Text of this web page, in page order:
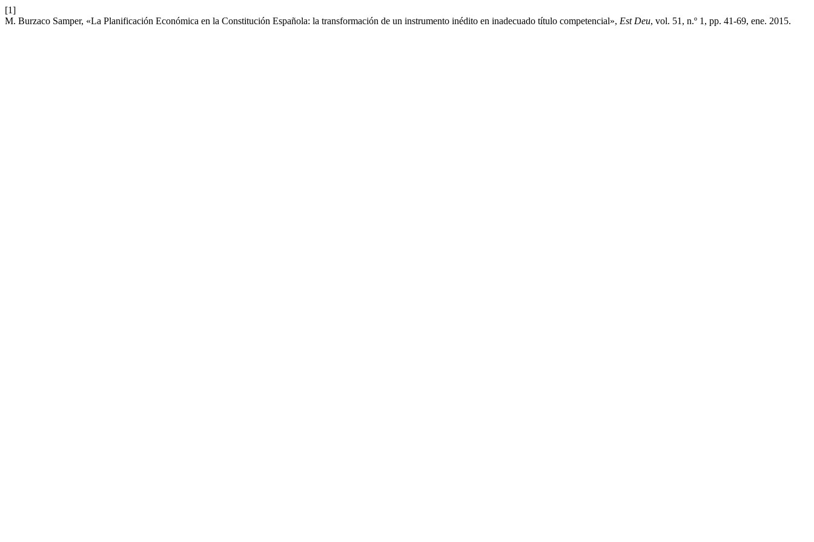
[1]
M. Burzaco Samper, «La Planificación Económica en la Constitución Española: la transformación de un instrumento inédito en inadecuado título competencial», Est Deu, vol. 51, n.º 1, pp. 41-69, ene. 2015.